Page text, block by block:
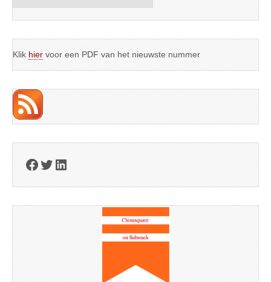
Klik hier voor een PDF van het nieuwste nummer
Facebook
Twitter
LinkedIn